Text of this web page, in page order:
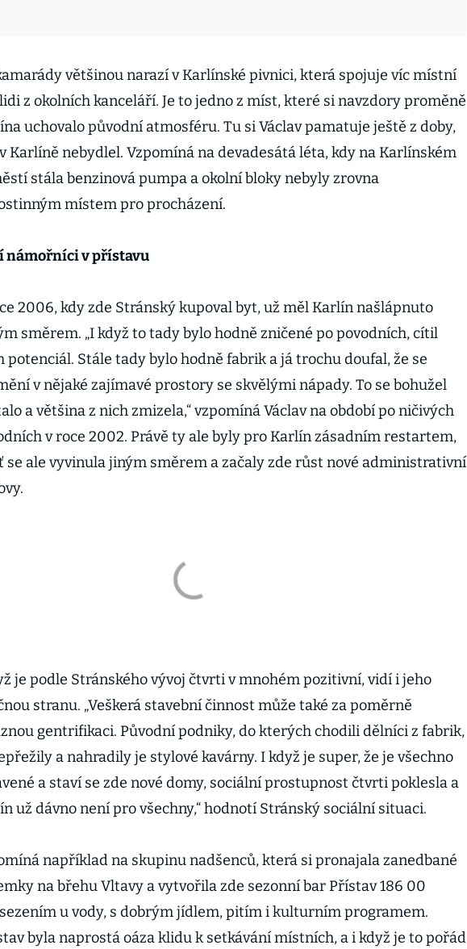
většinou narazí v Karlínské pivnici, která spojuje víc místní
z okolních kanceláří. Je to jedno z míst, které si navzdory proměně
uchovalo původní atmosféru. Tu si Václav pamatuje ještě z doby,
Karlíně nebydlel. Vzpomíná na devadesátá léta, kdy na Karlínském
stála benzinová pumpa a okolní bloky nebyly zrovna
místem pro procházení.
námořníci v přístavu
2006, kdy zde Stránský kupoval byt, už měl Karlín našlápnuto
směrem. „I když to tady bylo hodně zničené po povodních, cítil
potenciál. Stále tady bylo hodně fabrik a já trochu doufal, že se
v nějaké zajímavé prostory se skvělými nápady. To se bohužel
a většina z nich zmizela,“ vzpomíná Václav na období po ničivých
v roce 2002. Právě ty ale byly pro Karlín zásadním restartem,
se ale vyvinula jiným směrem a začaly zde růst nové administrativní
je podle Stránského vývoj čtvrti v mnohém pozitivní, vidí i jeho
stranu. „Veškerá stavební činnost může také za poměrně
gentrifikaci. Původní podniky, do kterých chodili dělníci z fabrik,
a nahradily je stylové kavárny. I když je super, že je všechno
a staví se zde nové domy, sociální prostupnost čtvrti poklesla a
už dávno není pro všechny,“ hodnotí Stránský sociální situaci.
například na skupinu nadšenců, která si pronajala zanedbané
na břehu Vltavy a vytvořila zde sezonní bar Přístav 186 00
u vody, s dobrým jídlem, pitím i kulturním programem.
byla naprostá oáza klidu k setkávání místních, a i když je to pořád